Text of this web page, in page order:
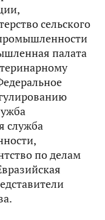
сельского
палата
служба
по делам